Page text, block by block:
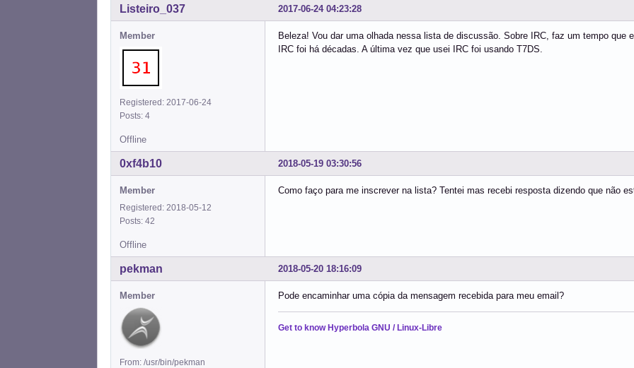
2017-06-24 04:23:28
Listeiro_037
Member
Registered: 2017-06-24
Posts: 4
Beleza! Vou dar uma olhada nessa lista de discussão. Sobre IRC, faz um tempo que
IRC foi há décadas. A última vez que usei IRC foi usando T7DS.
Offline
2018-05-19 03:30:56
0xf4b10
Member
Registered: 2018-05-12
Posts: 42
Como faço para me inscrever na lista? Tentei mas recebi resposta dizendo que não
Offline
2018-05-20 18:16:09
pekman
Member
From: /usr/bin/pekman
Pode encaminhar uma cópia da mensagem recebida para meu email?
Get to know Hyperbola GNU / Linux-Libre